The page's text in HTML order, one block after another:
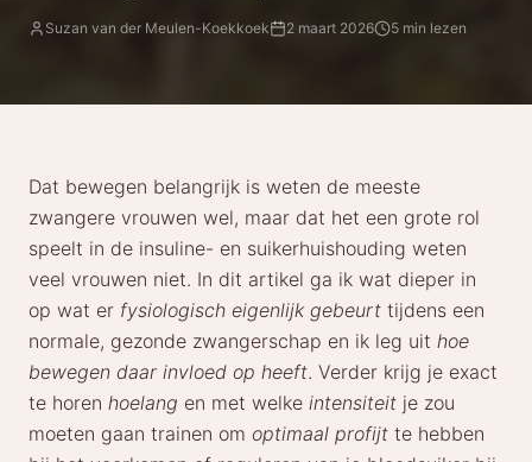
Suzan van der Meulen-Koekkoek 2 maart 2026 5 min lezen
Dat bewegen belangrijk is weten de meeste
zwangere vrouwen wel, maar dat het een grote rol
speelt in de insuline- en suikerhuishouding weten
veel vrouwen niet. In dit artikel ga ik wat dieper in
op wat er fysiologisch eigenlijk gebeurt tijdens een
normale, gezonde zwangerschap en ik leg uit hoe
bewegen daar invloed op heeft. Verder krijg je exact
te horen hoelang en met welke intensiteit je zou
moeten gaan trainen om optimaal profijt te hebben